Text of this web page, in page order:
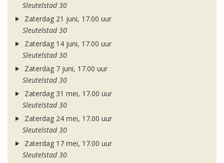
Sleutelstad 30
Zaterdag 21 juni, 17.00 uur
Sleutelstad 30
Zaterdag 14 juni, 17.00 uur
Sleutelstad 30
Zaterdag 7 juni, 17.00 uur
Sleutelstad 30
Zaterdag 31 mei, 17.00 uur
Sleutelstad 30
Zaterdag 24 mei, 17.00 uur
Sleutelstad 30
Zaterdag 17 mei, 17.00 uur
Sleutelstad 30